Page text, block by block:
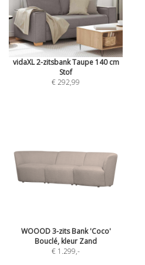
vidaXL 2-zitsbank Taupe 140 cm
Stof
€ 292,99
WOOOD 3-zits Bank 'Coco'
Bouclé, kleur Zand
€ 1.299,-